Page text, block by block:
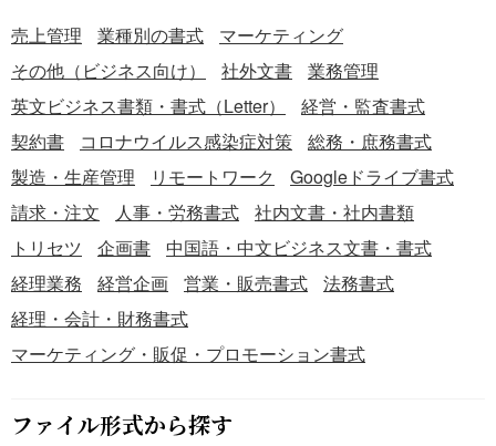
売上管理 業種別の書式
マーケティング
その他（ビジネス向け）
社外文書
業務管理
英文ビジネス書類・書式（Letter）
経営・監査書式
契約書
コロナウイルス感染症対策
総務・庶務書式
製造・生産管理
リモートワーク
Googleドライブ書式
請求・注文
人事・労務書式
社内文書・社内書類
トリセツ
企画書
中国語・中文ビジネス文書・書式
経理業務
経営企画 営業・販売書式
法務書式
経理・会計・財務書式
マーケティング・販促・プロモーション書式
ファイル形式から探す